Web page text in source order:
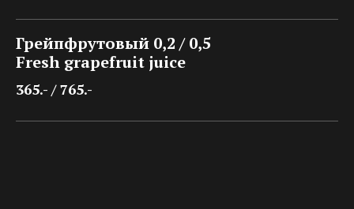
Грейпфрутовый 0,2 / 0,5
Fresh grapefruit juice
365.- / 765.-